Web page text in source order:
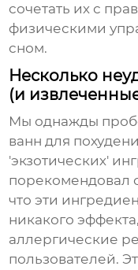
сочетать их с
физическими
сном.
Несколько
(и
Мы однажды
ванн для
'экзотических'
порекомендовал
что эти
никакого
аллергические
пользователей.